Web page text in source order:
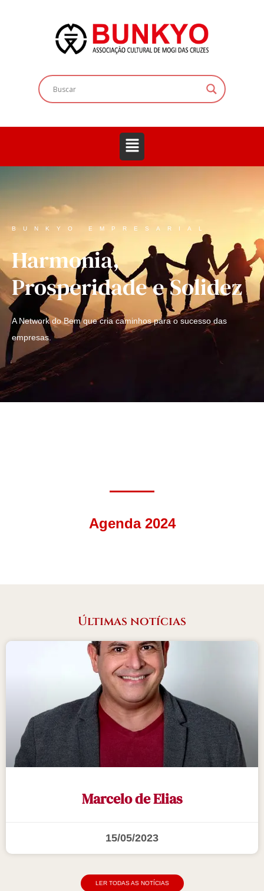
BUNKYO EMPRESARIAL
Harmonia,
Prosperidade e Solidez
A Network do Bem que cria caminhos para o sucesso das
empresas.
Agenda 2024
Últimas notícias
Marcelo de Elias
15/05/2023
LER TODAS AS NOTÍCIAS